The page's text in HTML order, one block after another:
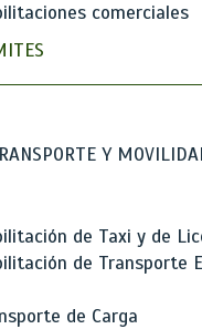
comerciales
Y
de Taxi y de
de Transporte
de Carga